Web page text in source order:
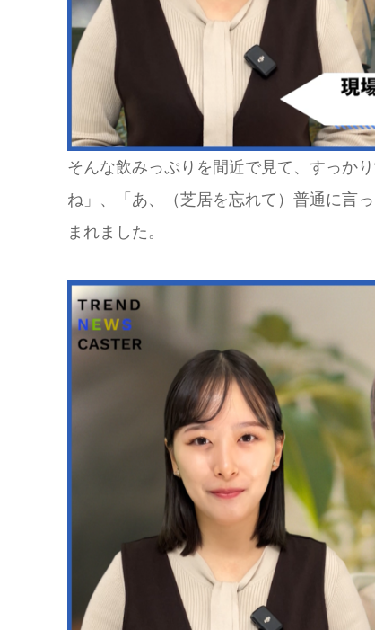
そんな飲みっぷりを間近で見て、すっか
ね」、「あ、（芝居を忘れて）普通に言
まれました。